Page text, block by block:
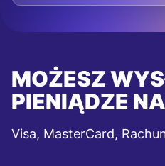
MOŻESZ
PIENIĄDZE
Visa, MasterCard,